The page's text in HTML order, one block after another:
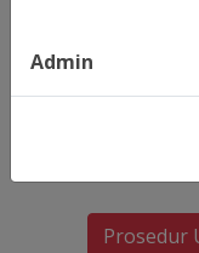
Prosedur
Admin